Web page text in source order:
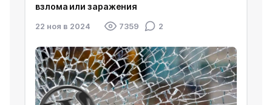
взлома или заражения
22 ноя в 2024 7359 2